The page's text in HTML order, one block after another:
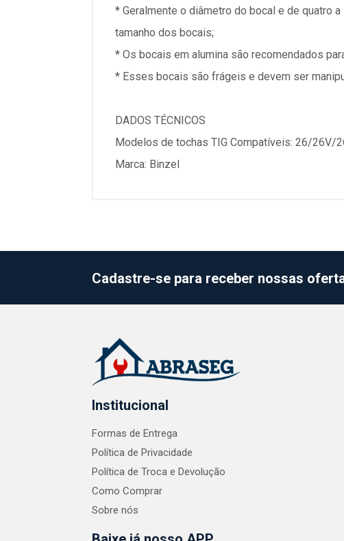
* Geralmente o diâmetro do bocal e de quatro
tamanho dos bocais;
* Os bocais em alumina são recomendados
* Esses bocais são frágeis e devem ser
DADOS TÉCNICOS
Modelos de tochas TIG Compatíveis: 26/
Marca: Binzel
Cadastre-se para receber nossas
Institucional
Formas de Entrega
Política de Privacidade
Política de Troca e Devolução
Como Comprar
Sobre nós